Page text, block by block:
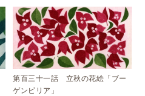
第百三十一話 立秋の花絵「ブー
ゲンビリア」